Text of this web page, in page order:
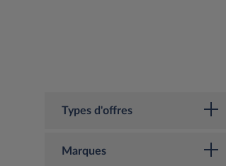
Types d'offres
Marques